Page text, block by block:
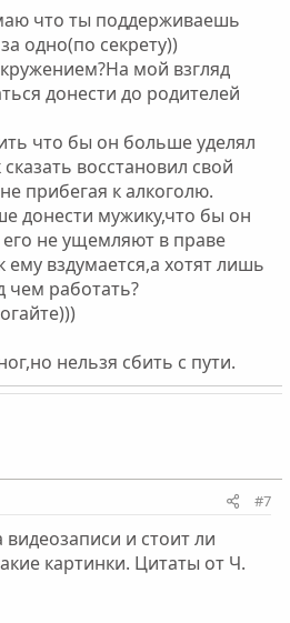
что ты поддерживаешь
одно(по секрету))
мой взгляд
донести до родителей
что бы он больше уделял
восстановил свой
прибегая к алкоголю.
донести мужику,что бы он
не ущемляют в праве
ему вздумается,а хотят лишь
чем работать?
нельзя сбить с пути.
#7
и стоит ли
картинки. Цитаты от Ч.